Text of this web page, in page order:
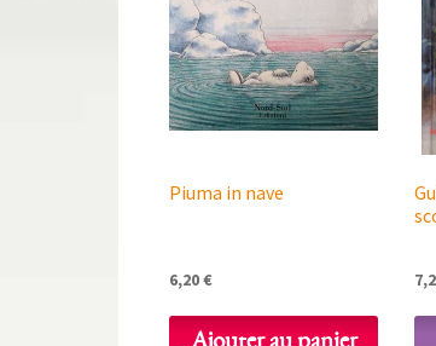
Piuma in nave
6,20€
Ajouter au panier